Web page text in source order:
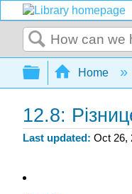
Search
Expand/
Home
12.8:
Last updated Oct 26,